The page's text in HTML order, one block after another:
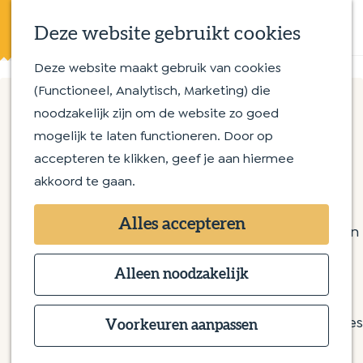
Deze website gebruikt cookies
Deze website maakt gebruik van cookies
(Functioneel, Analytisch, Marketing) die
noodzakelijk zijn om de website zo goed
mogelijk te laten functioneren. Door op
accepteren te klikken, geef je aan hiermee
akkoord te gaan.
Alles accepteren
Alleen noodzakelijk
Voorkeuren aanpassen
K
a
a
r
t
Z
o
e
k
e
n
M
e
n
u
Op en aan het water
Met kinderen
Routes
Wandelroutes
Fietsroutes
Overnachten
Bijzonder overnachten
Bed & Breakfast
Hotel
Camping
Groepsaccommodaties
Cultuur Historische
Wandeling
Museum Romeins Halder
Haanwijk 5B
5271VG Sint-Michielsgestel
a
a